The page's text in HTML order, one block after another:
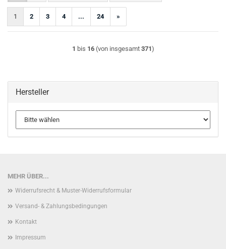
1 2 3 4 ... 24 »
1 bis 16(von insgesamt 371)
Hersteller
MEHR ÜBER...
Widerrufsrecht & Muster-Widerrufsformular
Versand- & Zahlungsbedingungen
Kontakt
Impressum